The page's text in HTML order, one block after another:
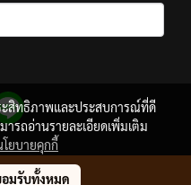
ะสิทธิภาพและประสบการณ์ที่ดี
ารถอ่านรายละเอียดเพิ่มเติม
ยบายคุกกี้
มรับทั้งหมด